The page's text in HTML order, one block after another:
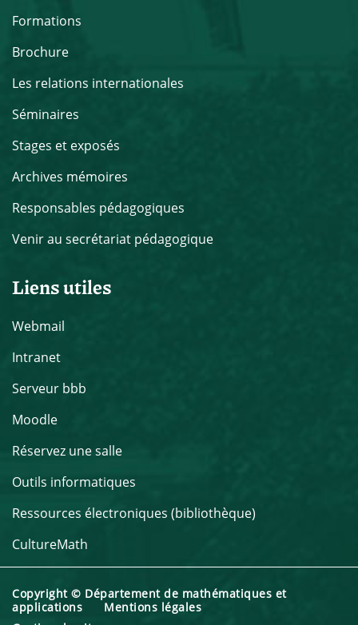
Formations
Brochure
Les relations internationales
Séminaires
Stages et exposés
Archives mémoires
Responsables pédagogiques
Venir au secrétariat pédagogique
Liens utiles
Webmail
Intranet
Serveur bbb
Moodle
Réservez une salle
Outils informatiques
Ressources électroniques (bibliothèque)
CultureMath
Copyright © Département de mathématiques et
applications Mentions légales